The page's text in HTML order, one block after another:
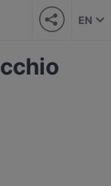
EN